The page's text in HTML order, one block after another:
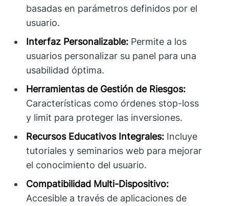
basadas en parámetros definidos por el
usuario.
Interfaz Personalizable: Permite a los
usuarios personalizar su panel para una
usabilidad óptima.
Herramientas de Gestión de Riesgos:
Características como órdenes stop-loss
y limit para proteger las inversiones.
Recursos Educativos Integrales: Incluye
tutoriales y seminarios web para mejorar
el conocimiento del usuario.
Compatibilidad Multi-Dispositivo:
Accesible a través de aplicaciones de